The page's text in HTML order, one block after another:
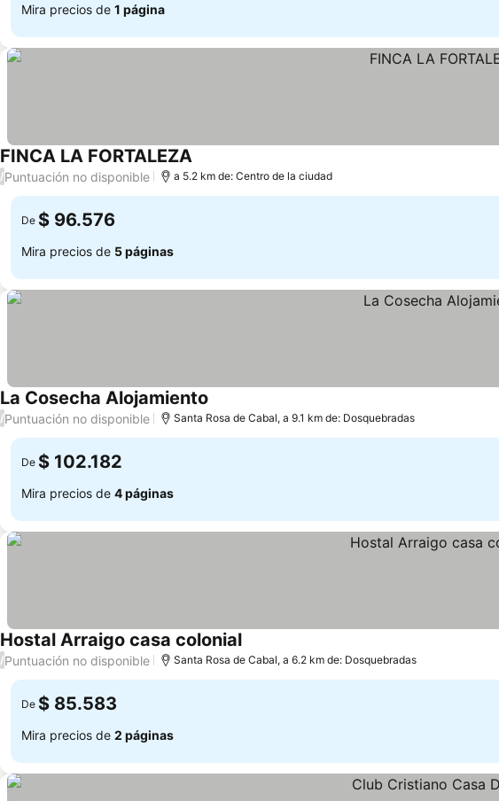
Mira precios de 1 página
FINCA LA FORTALEZA
/Puntuación no disponible a 5.2 km de: Centro de la ciudad
De $ 96.576
Mira precios de 5 páginas
La Cosecha Alojamiento
/Puntuación no disponible Santa Rosa de Cabal, a 9.1 km de: Dosquebradas
De $ 102.182
Mira precios de 4 páginas
Hostal Arraigo casa colonial
/Puntuación no disponible Santa Rosa de Cabal, a 6.2 km de: Dosquebradas
De $ 85.583
Mira precios de 2 páginas